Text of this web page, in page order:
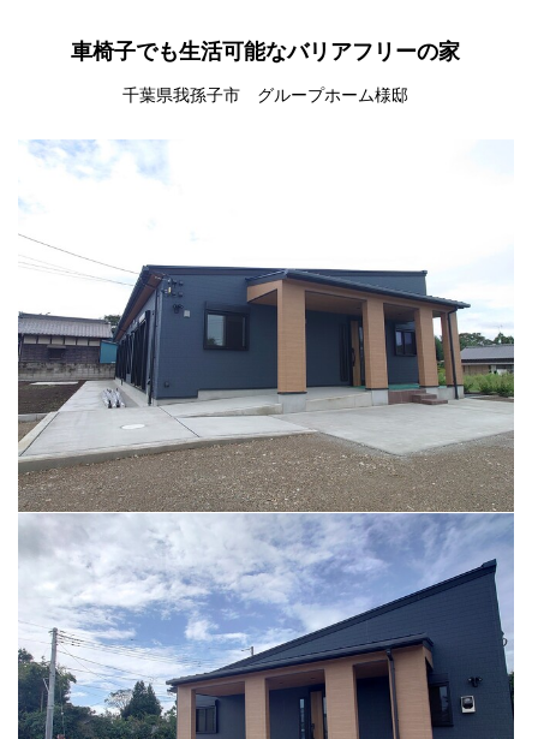
車椅子でも生活可能なバリアフリーの家
千葉県我孫子市 グループホーム様邸